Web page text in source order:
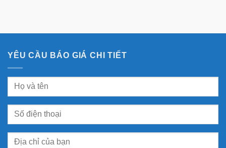
YÊU CẦU BÁO GIÁ CHI TIẾT